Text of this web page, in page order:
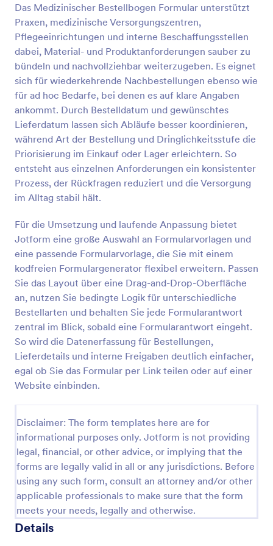
Das Medizinischer Bestellbogen Formular unterstützt
Praxen, medizinische Versorgungszentren,
Pflegeeinrichtungen und interne Beschaffungsstellen
dabei, Material- und Produktanforderungen sauber zu
bündeln und nachvollziehbar weiterzugeben. Es eignet
sich für wiederkehrende Nachbestellungen ebenso wie
für ad hoc Bedarfe, bei denen es auf klare Angaben
ankommt. Durch Bestelldatum und gewünschtes
Lieferdatum lassen sich Abläufe besser koordinieren,
während Art der Bestellung und Dringlichkeitsstufe die
Priorisierung im Einkauf oder Lager erleichtern. So
entsteht aus einzelnen Anforderungen ein konsistenter
Prozess, der Rückfragen reduziert und die Versorgung
im Alltag stabil hält.
Für die Umsetzung und laufende Anpassung bietet
Jotform eine große Auswahl an Formularvorlagen und
eine passende Formularvorlage, die Sie mit einem
kodfreien Formulargenerator flexibel erweitern. Passen
Sie das Layout über eine Drag-and-Drop-Oberfläche
an, nutzen Sie bedingte Logik für unterschiedliche
Bestellarten und behalten Sie jede Formularantwort
zentral im Blick, sobald eine Formularantwort eingeht.
So wird die Datenerfassung für Bestellungen,
Lieferdetails und interne Freigaben deutlich einfacher,
egal ob Sie das Formular per Link teilen oder auf einer
Website einbinden.
Disclaimer: The form templates here are for
informational purposes only. Jotform is not providing
legal, financial, or other advice, or implying that the
forms are legally valid in all or any jurisdictions. Before
using any such form, consult an attorney and/or other
applicable professionals to make sure that the form
meets your needs, legally and otherwise.
Details
Vorschau
Stornierungsformular Für Bestellungen
Ein Stornierungsformular für Bestellungen
ermöglicht es Kunden, ihre Online-Bestellung zu
stornieren oder zu verschieben, bevor die Artikel für
den Versand bearbeitet wurden. Wenn Sie einen
Online-Shop verwalten, verwenden Sie unser
kostenloses Stornierungsformular für Bestellungen,
um Auftrags-Stornierungsanfragen schnell und
Hin- und Her-E-Mails mit Kunden zu vermeiden.
Verwenden Sie einfach unseren Formular-Builder,
um das Formular an Ihr Unternehmen anzupassen,
und veröffentlichen Sie es dann auf Ihrer Website.
Sie werden in der Lage sein, Anfragen sofort zu
empfangen und sie in Ihrem sicheren JotForm-
Konto zu sehen, auf das Sie und Ihre Mitarbeiter von
jedem Gerät aus zugreifen können. Sie haben viel
Zeit in die Gestaltung Ihres Online-Shops investiert,
also stellen Sie sicher, dass sich Ihr
Stornierungsformular für Bestellungen ohne
Go to Category:
Bestellformulare
Vorschau